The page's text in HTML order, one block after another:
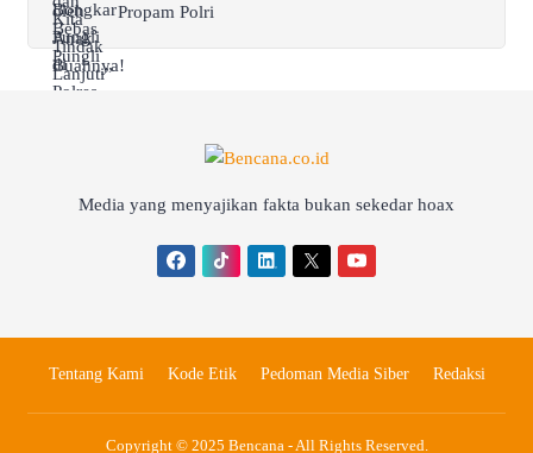
Propam Polri
Media yang menyajikan fakta bukan sekedar hoax
Tentang Kami Kode Etik Pedoman Media Siber Redaksi
Copyright © 2025 Bencana - All Rights Reserved.